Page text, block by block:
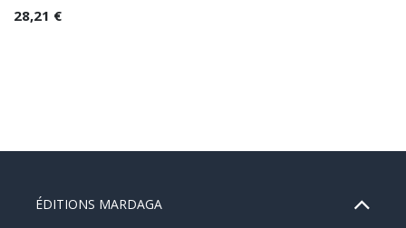
28,21 €
ÉDITIONS MARDAGA